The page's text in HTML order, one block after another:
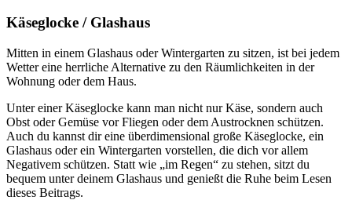
Käseglocke / Glashaus
Mitten in einem Glashaus oder Wintergarten zu sitzen, ist bei jedem
Wetter eine herrliche Alternative zu den Räumlichkeiten in der
Wohnung oder dem Haus.
Unter einer Käseglocke kann man nicht nur Käse, sondern auch
Obst oder Gemüse vor Fliegen oder dem Austrocknen schützen.
Auch du kannst dir eine überdimensional große Käseglocke, ein
Glashaus oder ein Wintergarten vorstellen, die dich vor allem
Negativem schützen. Statt wie „im Regen“ zu stehen, sitzt du
bequem unter deinem Glashaus und genießt die Ruhe beim Lesen
dieses Beitrags.